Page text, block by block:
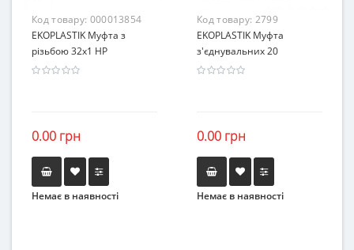
Код товару: 000013854
EKOPLASTIK Муфта з
різьбою 32х1 НР
0.00 грн
Немає в наявності
Код товару: 2799
EKOPLASTIK Муфта
з'єднувальних 20
0.00 грн
Немає в наявності